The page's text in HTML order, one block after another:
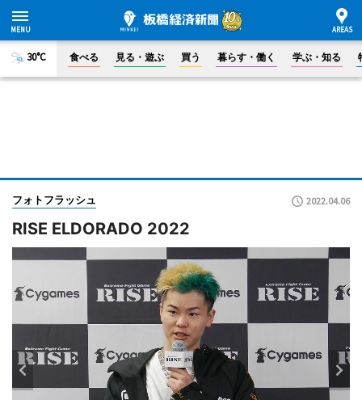
30°C 食べる 見る・遊ぶ 買う 暮らす・働く 学ぶ・知る
フォトフラッシュ 2022.04.06
RISE ELDORADO 2022